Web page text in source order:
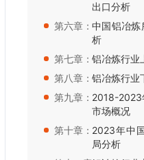
出口分析
第六章：中国铝冶炼
析
第七章：铝冶炼行业
第八章：铝冶炼行业
第九章： 2018-2023
市场概况
第十章： 2023年中
局分析